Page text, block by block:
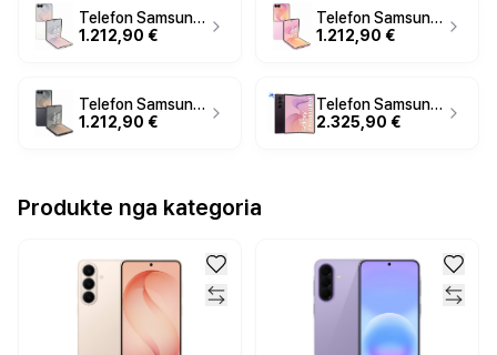
Telefon Samsung Galaxy Z Flip8 / 12GB / 512GB / 5G Dual SIM - Krem
1.212,90 €
Telefon Samsung Galaxy Z Flip8 / 12GB / 512GB / 5G Dual SIM - Rozë
1.212,90 €
Telefon Samsung Galaxy Z Flip8 / 12GB / 512GB / Dual SIM - Grafit
1.212,90 €
Telefon Samsung Galaxy Z Fold8 Ultra / 12GB / 512GB / Dual SIM - Vjollcë
2.325,90 €
Produkte nga kategoria